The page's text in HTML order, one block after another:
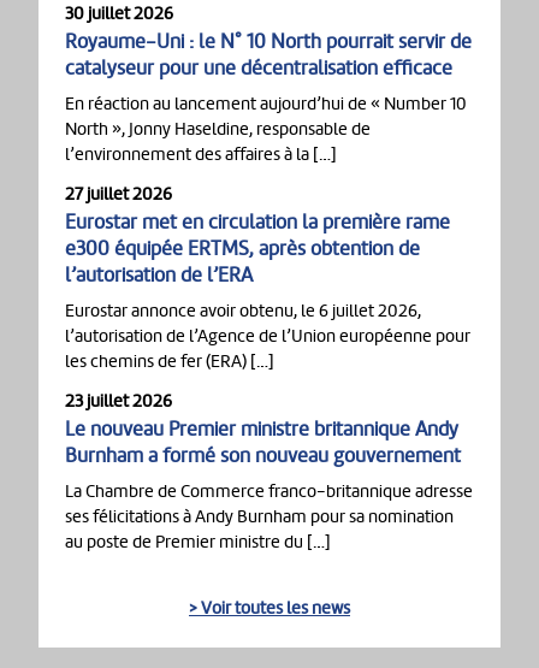
30 juillet 2026
Royaume-Uni : le N° 10 North pourrait servir de
catalyseur pour une décentralisation efficace
En réaction au lancement aujourd’hui de « Number 10
North », Jonny Haseldine, responsable de
l’environnement des affaires à la […]
27 juillet 2026
Eurostar met en circulation la première rame
e300 équipée ERTMS, après obtention de
l’autorisation de l’ERA
Eurostar annonce avoir obtenu, le 6 juillet 2026,
l’autorisation de l’Agence de l’Union européenne pour
les chemins de fer (ERA) […]
23 juillet 2026
Le nouveau Premier ministre britannique Andy
Burnham a formé son nouveau gouvernement
La Chambre de Commerce franco-britannique adresse
ses félicitations à Andy Burnham pour sa nomination
au poste de Premier ministre du […]
> Voir toutes les news